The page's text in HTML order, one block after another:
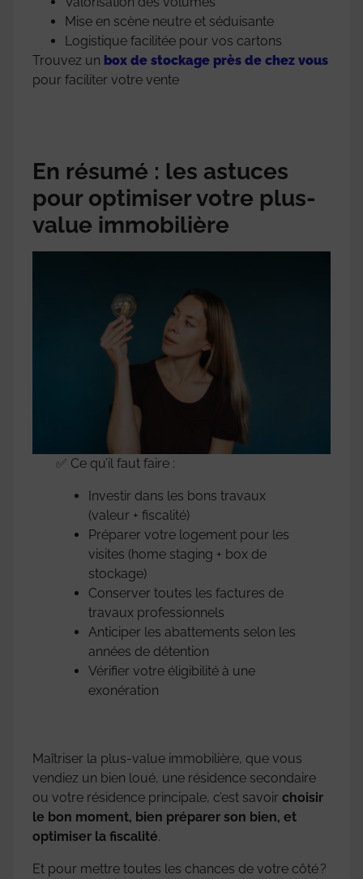
Mise en scène neutre et séduisante
Logistique facilitée pour vos cartons
Trouvez un box de stockage près de chez vous
pour faciliter votre vente
En résumé : les astuces
pour optimiser votre plus-
value immobilière
✅ Ce qu’il faut faire :
Investir dans les bons travaux
(valeur + fiscalité)
Préparer votre logement pour les
visites (home staging + box de
stockage)
Conserver toutes les factures de
travaux professionnels
Anticiper les abattements selon les
années de détention
Vérifier votre éligibilité à une
exonération
Maîtriser la plus-value immobilière, que vous
vendiez un bien loué, une résidence secondaire
ou votre résidence principale, c’est savoir choisir
le bon moment, bien préparer son bien, et
optimiser la fiscalité.
Et pour mettre toutes les chances de votre côté ?